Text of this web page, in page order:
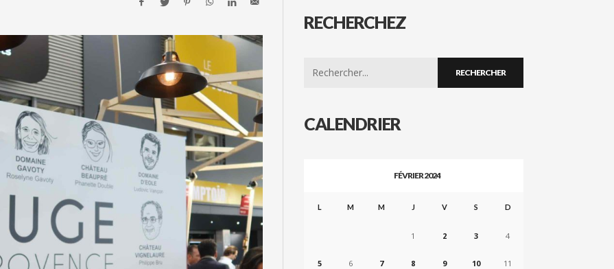
RECHERCHEZ
CALENDRIER
FÉVRIER 2024
L M M J V S D
1 2 3 4
5 6 7 8 9 10 11